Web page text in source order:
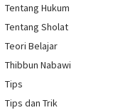
Tentang Hukum
Tentang Sholat
Teori Belajar
Thibbun Nabawi
Tips
Tips dan Trik